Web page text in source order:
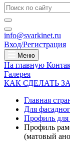
info@svarkinet.ru
Вход/Регистрация
Меню
На главную
Галерея
КАК СДЕЛАТЬ
Главная
Для
Профиль для
Профиль
(матовый